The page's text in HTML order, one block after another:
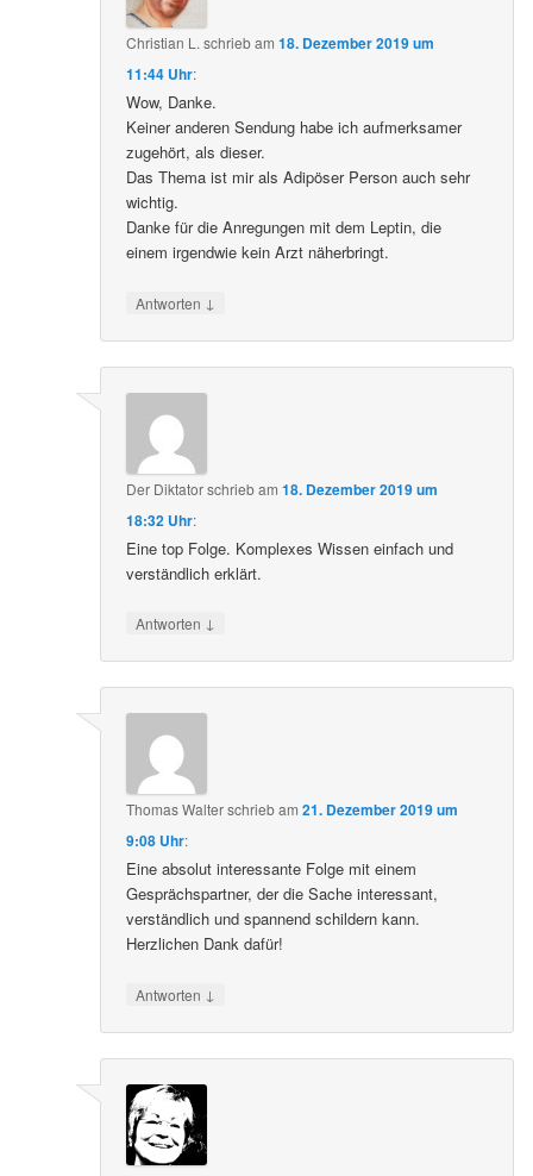
Christian L.schriebam18. Dezember 2019 um
11:44 Uhr:
Wow, Danke.
Keiner anderen Sendung habe ich aufmerksamer
zugehört, als dieser.
Das Thema ist mir als Adipöser Person auch sehr
wichtig.
Danke für die Anregungen mit dem Leptin, die
einem irgendwie kein Arzt näherbringt.
Antworten ↓
Der Diktatorschriebam18. Dezember 2019 um
18:32 Uhr:
Eine top Folge. Komplexes Wissen einfach und
verständlich erklärt.
Antworten ↓
Thomas Walterschriebam21. Dezember 2019 um
9:08 Uhr:
Eine absolut interessante Folge mit einem
Gesprächspartner, der die Sache interessant,
verständlich und spannend schildern kann.
Herzlichen Dank dafür!
Antworten ↓